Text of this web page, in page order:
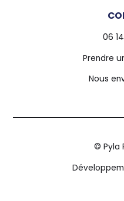
06
Prendre
Nous
© Pyla